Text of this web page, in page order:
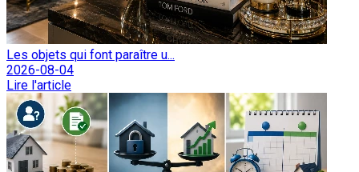
Les objets qui font paraître u...
2026-08-04
Lire l'article